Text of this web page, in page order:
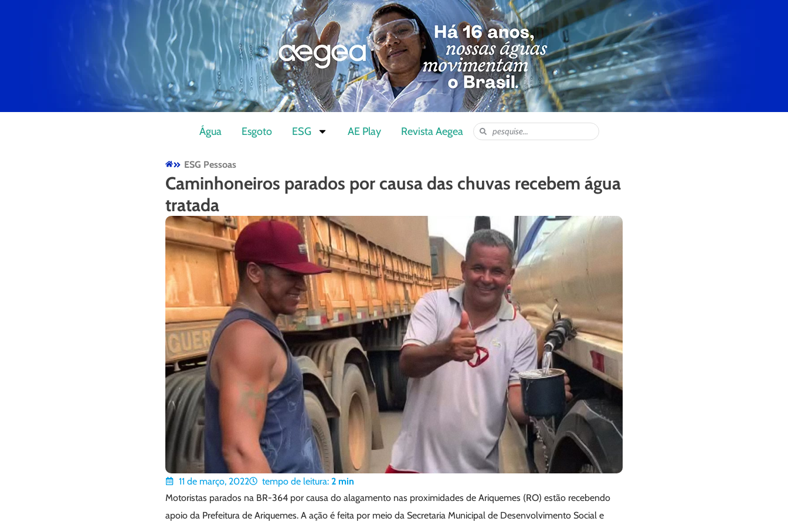
Água Esgoto ESG AE Play Revista Aegea
ESG Pessoas
Caminhoneiros parados por causa das chuvas recebem água
tratada
11 de março, 2022 tempo de leitura: 2 min
Motoristas parados na BR-364 por causa do alagamento nas proximidades de Ariquemes (RO) estão recebendo
apoio da Prefeitura de Ariquemes. A ação é feita por meio da Secretaria Municipal de Desenvolvimento Social e